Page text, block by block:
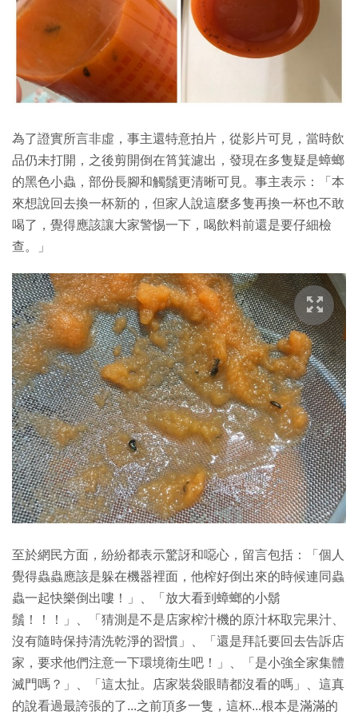
為了證實所言非虛，事主還特意拍片，從影片可見，當時飲
品仍未打開，之後剪開倒在筲箕濾出，發現在多隻疑是蟑螂
的黑色小蟲，部份長腳和觸鬚更清晰可見。事主表示：「本
來想說回去換一杯新的，但家人說這麼多隻再換一杯也不敢
喝了，覺得應該讓大家警惕一下，喝飲料前還是要仔細檢
查。」
至於網民方面，紛紛都表示驚訝和噁心，留言包括：「個人
覺得蟲蟲應該是躲在機器裡面，他榨好倒出來的時候連同蟲
蟲一起快樂倒出嘍！」、「放大看到蟑螂的小鬍
鬚！！！」、「猜測是不是店家榨汁機的原汁杯取完果汁、
沒有隨時保持清洗乾淨的習慣」、「還是拜託要回去告訴店
家，要求他們注意一下環境衛生吧！」、「是小強全家集體
滅門嗎？」、「這太扯。店家裝袋眼睛都沒看的嗎」、這真
的說看過最誇張的了...之前頂多一隻，這杯...根本是滿滿的